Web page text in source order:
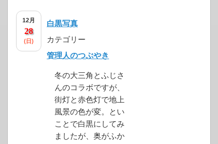
12月
28
(日)
白黒写真
カテゴリー
管理人のつぶやき
冬の大三角とふじさ
んのコラボですが、
街灯と赤色灯で地上
風景の色が変。とい
ことで白黒にしてみ
ましたが、奥がふか